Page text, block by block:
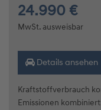
24.990 €
MwSt. ausweisbar
Details ansehen
Kraftstoffverbrauch
Emissionen